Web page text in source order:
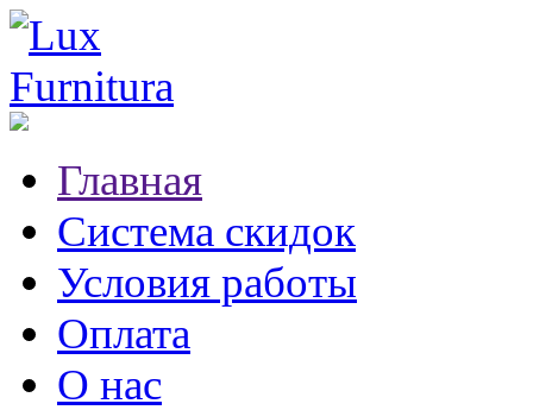
Главная
Система скидок
Условия работы
Оплата
О нас